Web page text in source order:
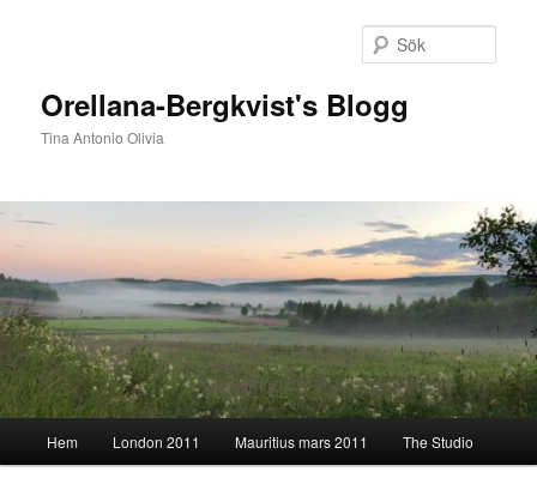
Orellana-Bergkvist's Blogg
Tina Antonio Olivia
Hem London 2011 Mauritius mars 2011 The Studio